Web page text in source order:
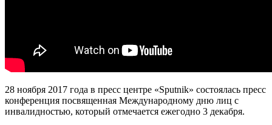
28 ноября 2017 года в пресс центре «Sputnik» состоялась пресс
конференция посвященная Международному дню лиц с
инвалидностью, который отмечается ежегодно 3 декабря.